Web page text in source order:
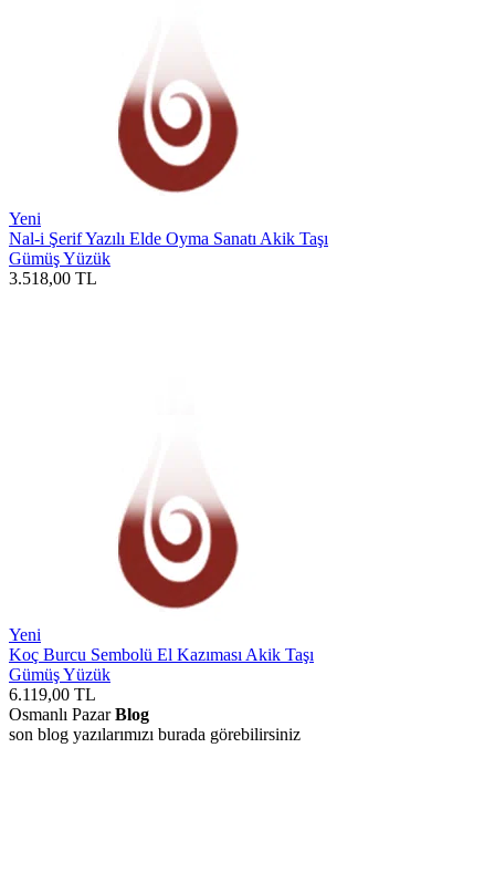
Yeni
Nal-i Şerif Yazılı Elde Oyma Sanatı Akik Taşı
Gümüş Yüzük
3.518,00 TL
Yeni
Koç Burcu Sembolü El Kazıması Akik Taşı
Gümüş Yüzük
6.119,00 TL
Osmanlı PazarBlog
son blog yazılarımızı burada görebilirsiniz